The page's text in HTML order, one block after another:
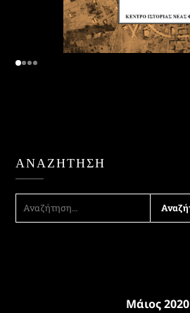
ΑΝΑΖΉΤΗΣΗ
ΑΝΑΖΉΤΗΣΗ
ΓΙΑ:
Μάιος 2020